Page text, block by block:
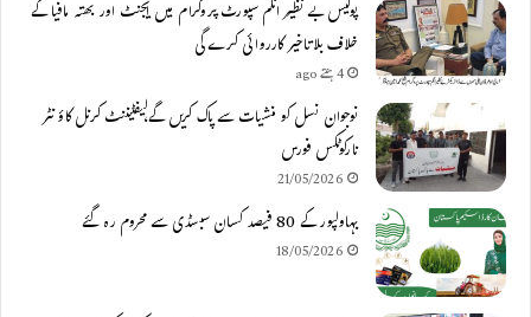
پولیس بے نظیر انکم سپورٹ پروگرام میں ایجنٹ اور بھتہ مافیا کے
خلاف بلاتاخیر کارروائی کرے گی
4 ہفتے ago
نوجوان نسل کو منشیات سے پاک کریں گے،لیفٹیننٹ کرنل کاؤنٹر
نارکوٹکس فورس
21/05/2026
بہاولپور کے 80 فیصد کسان سبسڈی سے محروم رہ گئے
18/05/2026